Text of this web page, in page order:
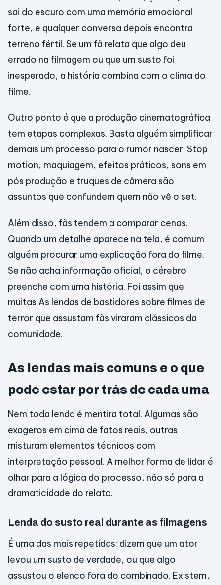
sai do escuro com uma memória emocional
forte, e qualquer conversa depois encontra
terreno fértil. Se um fã relata que algo deu
errado na filmagem ou que um susto foi
inesperado, a história combina com o clima do
filme.
Outro ponto é que a produção cinematográfica
tem etapas complexas. Basta alguém simplificar
demais um processo para o rumor nascer. Stop
motion, maquiagem, efeitos práticos, sons em
pós produção e truques de câmera são
assuntos que confundem quem não vê o set.
Além disso, fãs tendem a comparar cenas.
Quando um detalhe aparece na tela, é comum
alguém procurar uma explicação fora do filme.
Se não acha informação oficial, o cérebro
preenche com uma história. Foi assim que
muitas As lendas de bastidores sobre filmes de
terror que assustam fãs viraram clássicos da
comunidade.
As lendas mais comuns e o que
pode estar por trás de cada uma
Nem toda lenda é mentira total. Algumas são
exageros em cima de fatos reais, outras
misturam elementos técnicos com
interpretação pessoal. A melhor forma de lidar é
olhar para a lógica do processo, não só para a
dramaticidade do relato.
Lenda do susto real durante as filmagens
É uma das mais repetidas: dizem que um ator
levou um susto de verdade, ou que algo
assustou o elenco fora do combinado. Existem,